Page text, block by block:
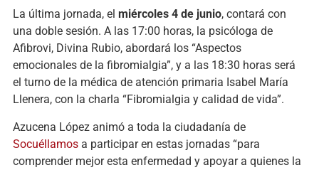
La última jornada, el miércoles 4 de junio, contará con
una doble sesión. A las 17:00 horas, la psicóloga de
Afibrovi, Divina Rubio, abordará los “Aspectos
emocionales de la fibromialgia”, y a las 18:30 horas será
el turno de la médica de atención primaria Isabel María
Llenera, con la charla “Fibromialgia y calidad de vida”.
Azucena López animó a toda la ciudadanía de
Socuéllamosa participar en estas jornadas “para
comprender mejor esta enfermedad y apoyar a quienes la